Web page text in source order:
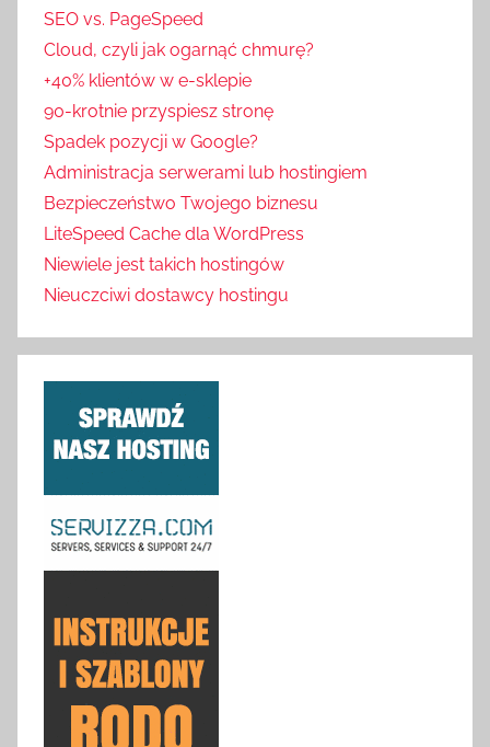
SEO vs. PageSpeed
Cloud, czyli jak ogarnąć chmurę?
+40% klientów w e-sklepie
90-krotnie przyspiesz stronę
Spadek pozycji w Google?
Administracja serwerami lub hostingiem
Bezpieczeństwo Twojego biznesu
LiteSpeed Cache dla WordPress
Niewiele jest takich hostingów
Nieuczciwi dostawcy hostingu